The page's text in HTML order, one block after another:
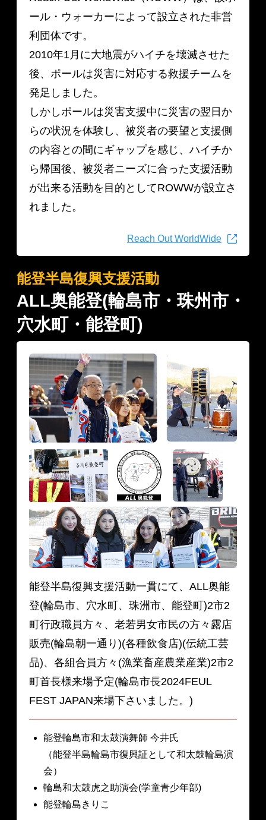
ール・ウォーカーによって設立された非営
利団体です。
2010年1月に大地震がハイチを壊滅させた
後、ポールは災害に対応する救援チームを
発足しました。
しかしポールは災害支援中に災害の翌日か
らの状況を体験し、被災者の要望と支援側
の内容との間にギャップを感じ、ハイチか
ら帰国後、被災者ニーズに合った支援活動
が出来る活動を目的としてROWWが設立さ
れました。
Reach Out WorldWide
能登半島復興支援活動
ALL奥能登(輪島市・珠州市・
穴水町・能登町)
能登半島復興支援活動一貫にて、ALL奥能
登(輪島市、穴水町、珠洲市、能登町)2市2
町行政職員方々、老若男女市民の方々露店
販売(輪島朝一通り)(各種飲食店)(伝統工芸
品)、各組合員方々(漁業畜産農業産業)2市2
町首長様来場予定(輪島市長2024FEUL
FEST JAPAN来場下さいました。)
能登輪島市和太鼓演舞師 今井氏
（能登半島輪島市復興証として和太鼓輪島演
会）
輪島和太鼓虎之助演会(学童青少年部)
能登輪島きりこ